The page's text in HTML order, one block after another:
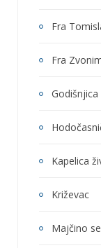
Fra
Fra
Kapelica
Križevac
Majčino